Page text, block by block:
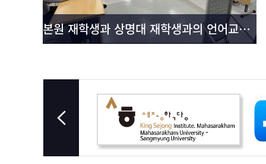
본원 재학생과 상명대 재학생과의 언어교환 시행